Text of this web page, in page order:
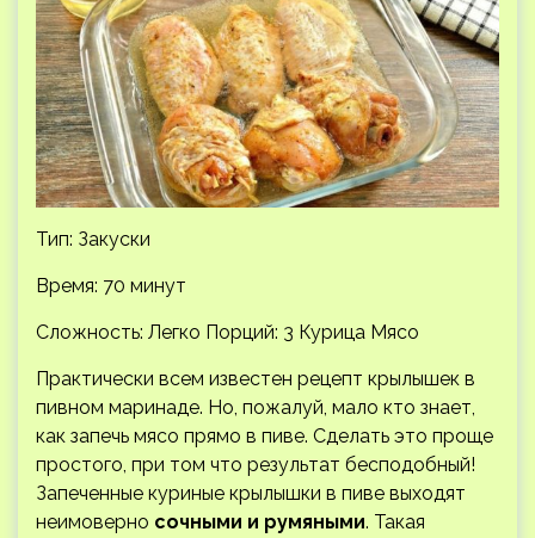
Тип: Закуски
Время: 70 минут
Сложность: Легко Порций: 3 Курица Мясо
Практически всем известен рецепт крылышек в
пивном маринаде. Но, пожалуй, мало кто знает,
как запечь мясо прямо в пиве. Сделать это проще
простого, при том что результат бесподобный!
Запеченные куриные крылышки в пиве выходят
неимоверно сочными и румяными. Такая